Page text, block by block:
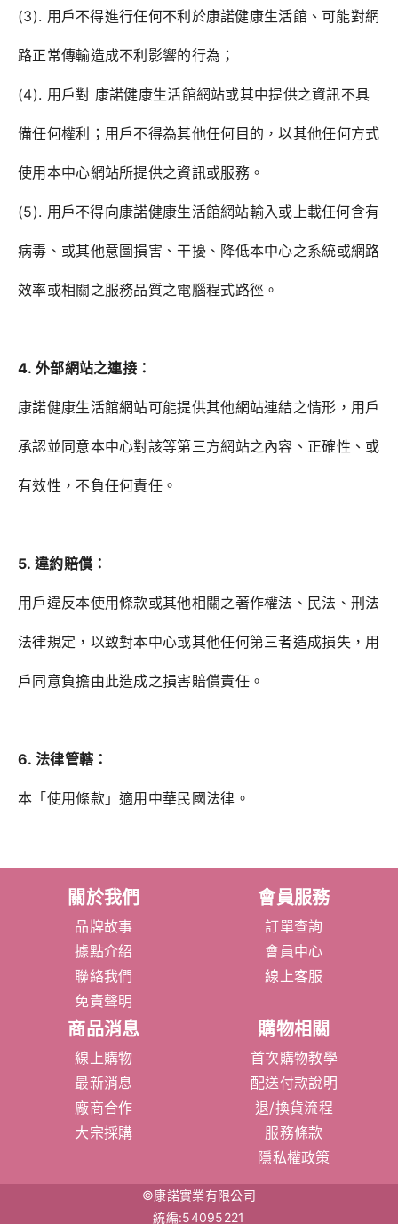
(3). 用戶不得進行任何不利於康諾健康生活館、可能對網
路正常傳輸造成不利影響的行為；
(4). 用戶對 康諾健康生活館網站或其中提供之資訊不具
備任何權利；用戶不得為其他任何目的，以其他任何方式
使用本中心網站所提供之資訊或服務。
(5). 用戶不得向康諾健康生活館網站輸入或上載任何含有
病毒、或其他意圖損害、干擾、降低本中心之系統或網路
效率或相關之服務品質之電腦程式路徑。
4. 外部網站之連接：
康諾健康生活館網站可能提供其他網站連結之情形，用戶
承認並同意本中心對該等第三方網站之內容、正確性、或
有效性，不負任何責任。
5. 違約賠償：
用戶違反本使用條款或其他相關之著作權法、民法、刑法
法律規定，以致對本中心或其他任何第三者造成損失，用
戶同意負擔由此造成之損害賠償責任。
6. 法律管轄：
本「使用條款」適用中華民國法律。
關於我們
品牌故事
據點介紹
聯絡我們
免責聲明
會員服務
訂單查詢
會員中心
線上客服
商品消息
線上購物
最新消息
廠商合作
大宗採購
購物相關
首次購物教學
配送付款說明
退/換貨流程
服務條款
隱私權政策
©康諾實業有限公司
統編:54095221